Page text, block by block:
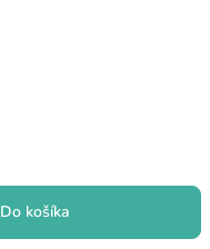
Do košíka